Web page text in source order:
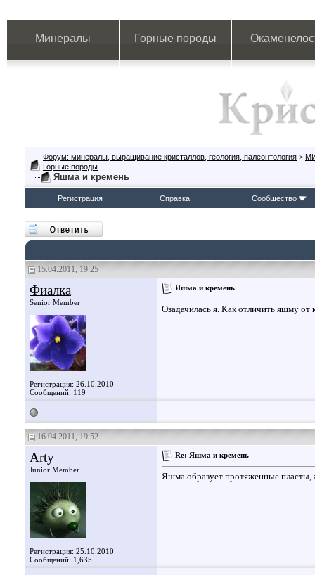
Минералы Горные породы
Форум: минералы, выращивание кристаллов, геология, палеонтология >
Горные породы
Яшма и кремень
Регистрация Справка Сообщество
15.04.2011, 19:25
Фиалка
Senior Member
Регистрация: 26.10.2010
Сообщений: 119
Яшма и кремень
Озадачилась я. Как отличить яшму
16.04.2011, 19:52
Arty
Junior Member
Регистрация: 25.10.2010
Сообщений: 1,635
Re: Яшма и кремень
Яшма образует протяженные пласты,